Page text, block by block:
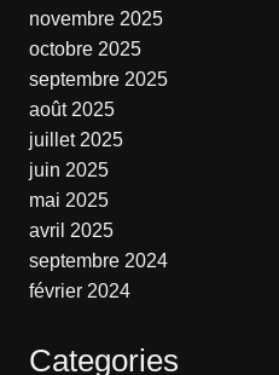
novembre 2025
octobre 2025
septembre 2025
août 2025
juillet 2025
juin 2025
mai 2025
avril 2025
septembre 2024
février 2024
Categories